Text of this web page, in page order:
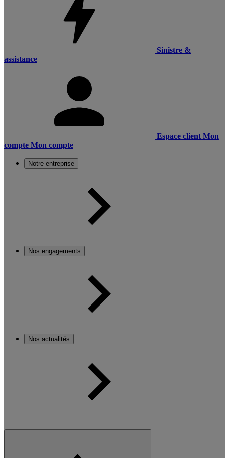
Sinistre &
assistance
Espace client Mon
compte Mon compte
Notre entreprise
Nos engagements
Nos actualités